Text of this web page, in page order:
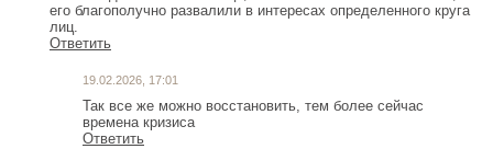
его благополучно развалили в интересах определенного круга
лиц.
Ответить
19.02.2026, 17:01
Так все же можно восстановить, тем более сейчас
времена кризиса
Ответить